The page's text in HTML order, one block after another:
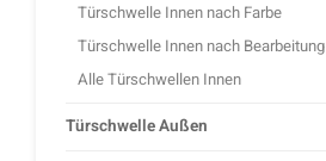
Türschwelle Innen nach Farbe
Türschwelle Innen nach Bearbeitung
Alle Türschwellen Innen
Türschwelle Außen